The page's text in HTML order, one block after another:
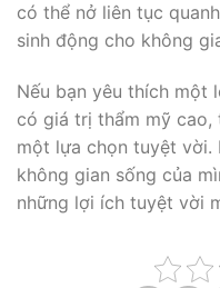
có thể nở liên tục
sinh động cho không
Nếu bạn yêu thích một
có giá trị thẩm mỹ cao,
một lựa chọn tuyệt vời.
không gian sống của
những lợi ích tuyệt vời